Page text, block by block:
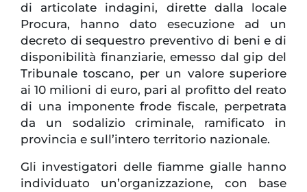
di articolate indagini, dirette dalla locale
Procura, hanno dato esecuzione ad un
decreto di sequestro preventivo di beni e di
disponibilità finanziarie, emesso dal gip del
Tribunale toscano, per un valore superiore
ai 10 milioni di euro, pari al profitto del reato
di una imponente frode fiscale, perpetrata
da un sodalizio criminale, ramificato in
provincia e sull’intero territorio nazionale.
Gli investigatori delle fiamme gialle hanno
individuato un’organizzazione, con base